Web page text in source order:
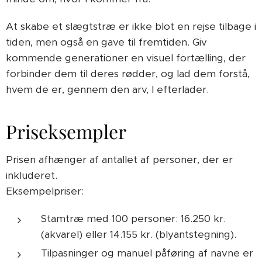
At skabe et slægtstræ er ikke blot en rejse tilbage i
tiden, men også en gave til fremtiden. Giv
kommende generationer en visuel fortælling, der
forbinder dem til deres rødder, og lad dem forstå,
hvem de er, gennem den arv, I efterlader.
Priseksempler
Prisen afhænger af antallet af personer, der er
inkluderet.
Eksempelpriser:
Stamtræ med 100 personer: 16.250 kr.
(akvarel) eller 14.155 kr. (blyantstegning).
Tilpasninger og manuel påføring af navne er